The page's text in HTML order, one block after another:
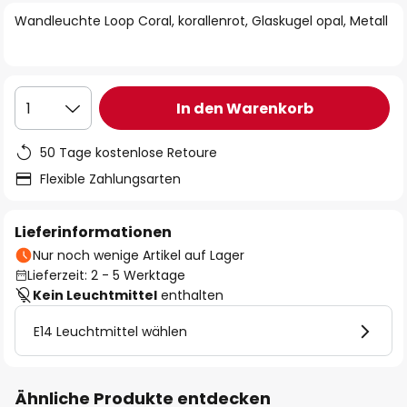
Wandleuchte Loop Coral, korallenrot, Glaskugel opal, Metall
1 In den Warenkorb
50 Tage kostenlose Retoure
Flexible Zahlungsarten
Lieferinformationen
Nur noch wenige Artikel auf Lager
Lieferzeit: 2 - 5 Werktage
Kein Leuchtmittel enthalten
E14 Leuchtmittel wählen
Ähnliche Produkte entdecken